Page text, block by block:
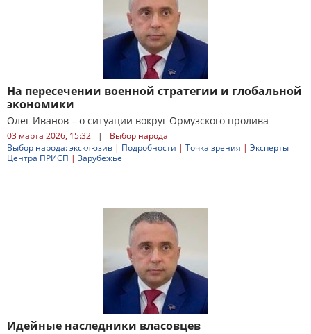
На пересечении военной стратегии и глобальной
экономики
Олег Иванов – о ситуации вокруг Ормузского пролива
03 марта 2026, 15:32 |
Выбор народа
Выбор народа: эксклюзив | Подробности | Точка зрения | Эксперты
Центра ПРИСП | Зарубежье
Идейные наследники власовцев